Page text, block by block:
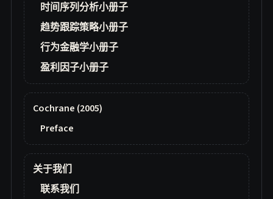
时间序列分析小册子
趋势跟踪策略小册子
行为金融学小册子
盈利因子小册子
Cochrane (2005)
Preface
关于我们
联系我们